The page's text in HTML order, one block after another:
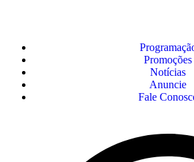
Promoções
Notícias
Anuncie
Fale